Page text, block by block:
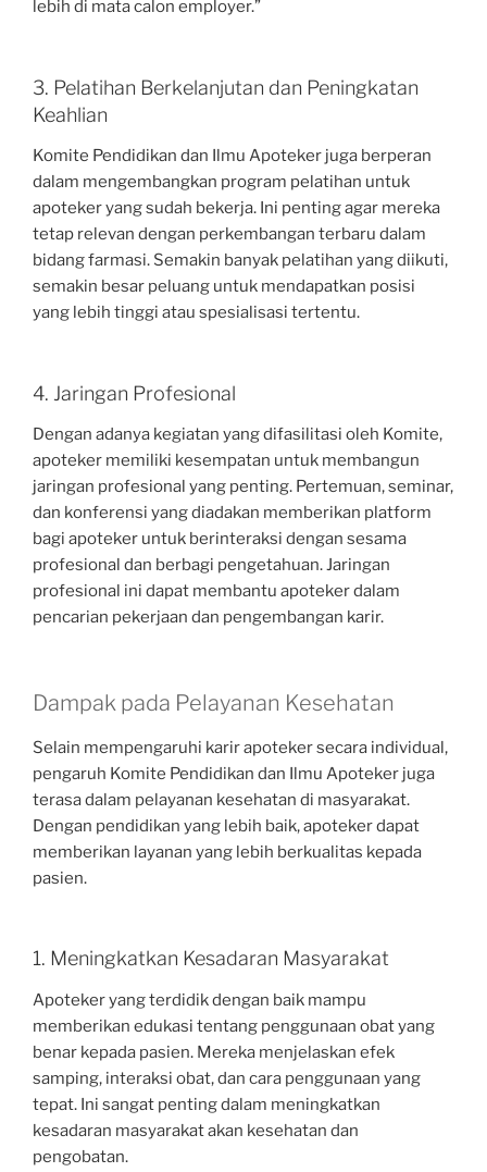
lebih di mata calon employer.”
3. Pelatihan Berkelanjutan dan Peningkatan
Keahlian
Komite Pendidikan dan Ilmu Apoteker juga berperan
dalam mengembangkan program pelatihan untuk
apoteker yang sudah bekerja. Ini penting agar mereka
tetap relevan dengan perkembangan terbaru dalam
bidang farmasi. Semakin banyak pelatihan yang diikuti,
semakin besar peluang untuk mendapatkan posisi
yang lebih tinggi atau spesialisasi tertentu.
4. Jaringan Profesional
Dengan adanya kegiatan yang difasilitasi oleh Komite,
apoteker memiliki kesempatan untuk membangun
jaringan profesional yang penting. Pertemuan, seminar,
dan konferensi yang diadakan memberikan platform
bagi apoteker untuk berinteraksi dengan sesama
profesional dan berbagi pengetahuan. Jaringan
profesional ini dapat membantu apoteker dalam
pencarian pekerjaan dan pengembangan karir.
Dampak pada Pelayanan Kesehatan
Selain mempengaruhi karir apoteker secara individual,
pengaruh Komite Pendidikan dan Ilmu Apoteker juga
terasa dalam pelayanan kesehatan di masyarakat.
Dengan pendidikan yang lebih baik, apoteker dapat
memberikan layanan yang lebih berkualitas kepada
pasien.
1. Meningkatkan Kesadaran Masyarakat
Apoteker yang terdidik dengan baik mampu
memberikan edukasi tentang penggunaan obat yang
benar kepada pasien. Mereka menjelaskan efek
samping, interaksi obat, dan cara penggunaan yang
tepat. Ini sangat penting dalam meningkatkan
kesadaran masyarakat akan kesehatan dan
pengobatan.